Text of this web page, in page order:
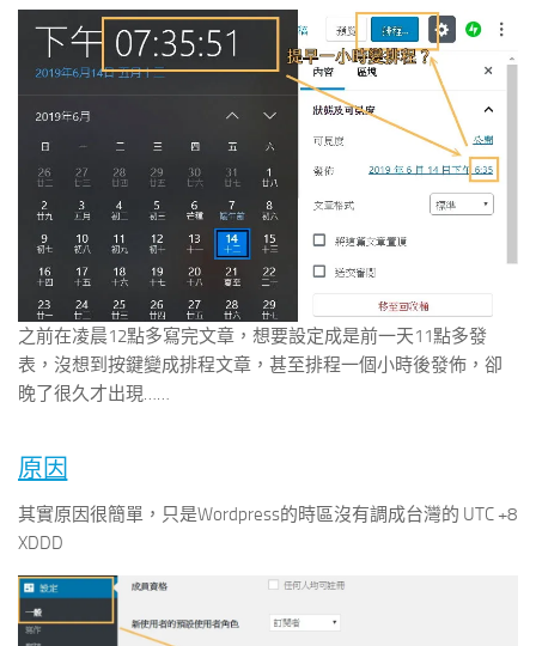
之前在凌晨12點多寫完文章，想要設定成是前一天11點多發
表，沒想到按鍵變成排程文章，甚至排程一個小時後發佈，卻
晚了很久才出現……
原因
其實原因很簡單，只是Wordpress的時區沒有調成台灣的 UTC +8
XDDD